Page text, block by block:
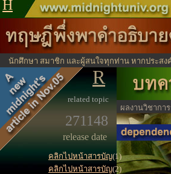
นักศึกษา สมาชิก และผู้สนใจทุกท่าน หากประส
ผลงานวิชากา
ประโยชน์ทางวิ
H
R
related topic
271148
release date
คลิกไปหน้าสารบัญ(1)
คลิกไปหน้าสารบัญ(2)